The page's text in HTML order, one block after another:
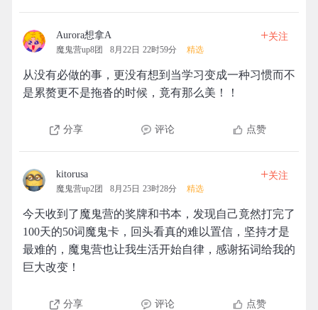
Aurora想拿A
魔鬼营up8团 8月22日 22时59分 精选
+关注
从没有必做的事，更没有想到当学习变成一种习惯而不
是累赘更不是拖沓的时候，竟有那么美！！
分享 评论 点赞
kitorusa
魔鬼营up2团 8月25日 23时28分 精选
+关注
今天收到了魔鬼营的奖牌和书本，发现自己竟然打完了
100天的50词魔鬼卡，回头看真的难以置信，坚持才是
最难的，魔鬼营也让我生活开始自律，感谢拓词给我的
巨大改变！
分享 评论 点赞